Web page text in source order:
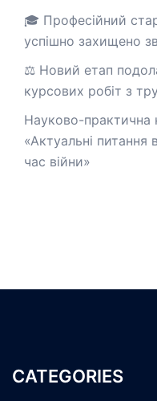
🎓 Професійний
успішно захищено
⚖️ Новий етап
курсових робіт з
Науково-практична
«Актуальні питання
час війни»
CATEGORIES